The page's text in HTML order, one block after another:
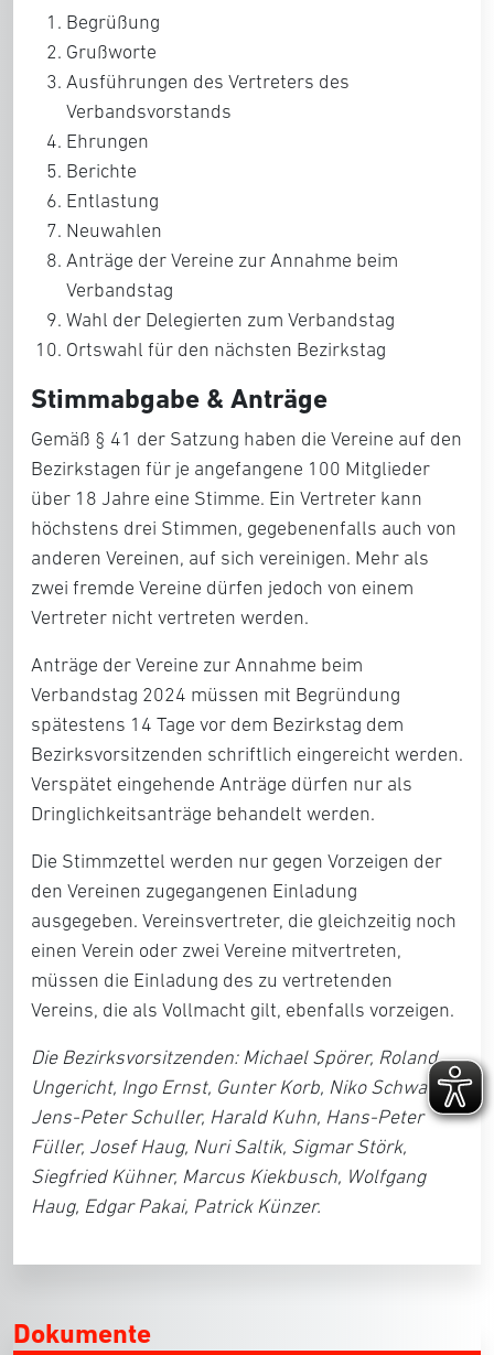
Begrüßung
Grußworte
Ausführungen des Vertreters des
Verbandsvorstands
Ehrungen
Berichte
Entlastung
Neuwahlen
Anträge der Vereine zur Annahme beim
Verbandstag
Wahl der Delegierten zum Verbandstag
Ortswahl für den nächsten Bezirkstag
Stimmabgabe & Anträge
Gemäß § 41 der Satzung haben die Vereine auf den
Bezirkstagen für je angefangene 100 Mitglieder
über 18 Jahre eine Stimme. Ein Vertreter kann
höchstens drei Stimmen, gegebenenfalls auch von
anderen Vereinen, auf sich vereinigen. Mehr als
zwei fremde Vereine dürfen jedoch von einem
Vertreter nicht vertreten werden.
Anträge der Vereine zur Annahme beim
Verbandstag 2024 müssen mit Begründung
spätestens 14 Tage vor dem Bezirkstag dem
Bezirksvorsitzenden schriftlich eingereicht werden.
Verspätet eingehende Anträge dürfen nur als
Dringlichkeitsanträge behandelt werden.
Die Stimmzettel werden nur gegen Vorzeigen der
den Vereinen zugegangenen Einladung
ausgegeben. Vereinsvertreter, die gleichzeitig noch
einen Verein oder zwei Vereine mitvertreten,
müssen die Einladung des zu vertretenden
Vereins, die als Vollmacht gilt, ebenfalls vorzeigen.
Die Bezirksvorsitzenden: Michael Spörer, Roland
Ungericht, Ingo Ernst, Gunter Korb, Niko Schwarz,
Jens-Peter Schuller, Harald Kuhn, Hans-Peter
Füller, Josef Haug, Nuri Saltik, Sigmar Störk,
Siegfried Kühner, Marcus Kiekbusch, Wolfgang
Haug, Edgar Pakai, Patrick Künzer.
Dokumente